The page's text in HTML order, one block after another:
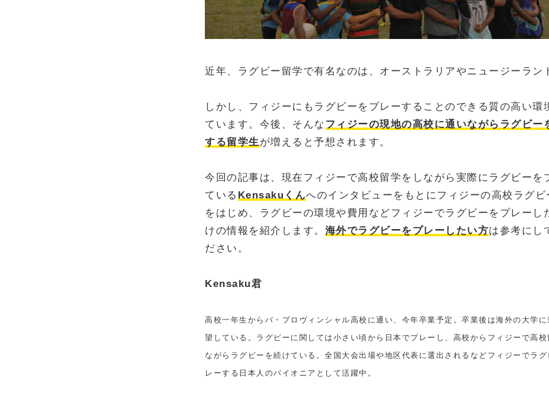
近年、ラグビー留学で有名なのは、オーストラリアやニュージーラン
しかし、フィジーにもラグビーをプレーすることのできる質の高い環
ています。今後、そんな フィジーの現地の高校に通いながらラグビー
する留学生 が増えると予想されます。
今回の記事は、現在フィジーで高校留学をしながら実際にラグビーを
ている Kensakuくんへのインタビューをもとにフィジーの高校ラグビ
をはじめ、ラグビーの環境や費用などフィジーでラグビーをプレーし
けの情報を紹介します。 海外でラグビーをプレーしたい方は参考にし
ださい。
Kensaku君
高校一年生からバ・プロヴィンシャル高校に通い、今年卒業予定。卒業後は海外の大学に
望している。 ラグビーに関しては小さい頃から日本でプレーし、高校からフィジーで高校
ながらラグビーを続けている。全国大会出場や地区代表に選出されるなどフィジーでラ
レーする日本人のパイオニアとして活躍中。